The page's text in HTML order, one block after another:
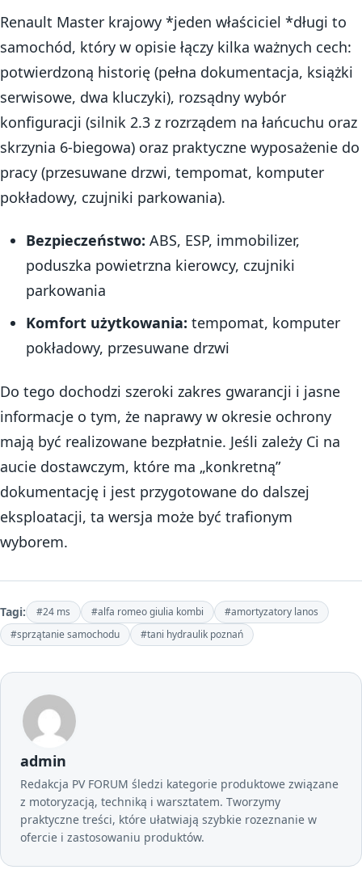
Renault Master krajowy *jeden właściciel *długi to
samochód, który w opisie łączy kilka ważnych cech:
potwierdzoną historię (pełna dokumentacja, książki
serwisowe, dwa kluczyki), rozsądny wybór
konfiguracji (silnik 2.3 z rozrządem na łańcuchu oraz
skrzynia 6-biegowa) oraz praktyczne wyposażenie do
pracy (przesuwane drzwi, tempomat, komputer
pokładowy, czujniki parkowania).
Bezpieczeństwo: ABS, ESP, immobilizer,
poduszka powietrzna kierowcy, czujniki
parkowania
Komfort użytkowania: tempomat, komputer
pokładowy, przesuwane drzwi
Do tego dochodzi szeroki zakres gwarancji i jasne
informacje o tym, że naprawy w okresie ochrony
mają być realizowane bezpłatnie. Jeśli zależy Ci na
aucie dostawczym, które ma „konkretną”
dokumentację i jest przygotowane do dalszej
eksploatacji, ta wersja może być trafionym
wyborem.
Tagi: #24 ms #alfa romeo giulia kombi
#amortyzatory lanos
#sprzątanie samochodu
#tani hydraulik poznań
admin
Redakcja PV FORUM śledzi kategorie produktowe związane
z motoryzacją, techniką i warsztatem. Tworzymy
praktyczne treści, które ułatwiają szybkie rozeznanie w
ofercie i zastosowaniu produktów.